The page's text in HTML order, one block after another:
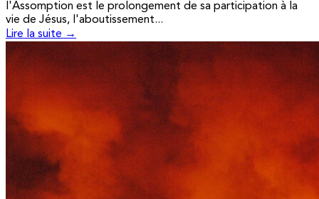
l'Assomption est le prolongement de sa participation à la
vie de Jésus, l'aboutissement...
Lire la suite →